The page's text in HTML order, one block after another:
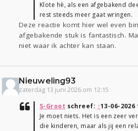
Klote hè, als een afgebakend
rest steeds meer gaat wringen.
Deze reactie komt hier wel even
afgebakende stuk is fantastisch.
niet waar ik achter kan staan.
Nieuweling93
zaterdag 13 juni 2026 om 12:15
S-Groot schreef: ↑13-06-2026
Je moet niets. Het is een zeer
die kinderen, maar als jij een